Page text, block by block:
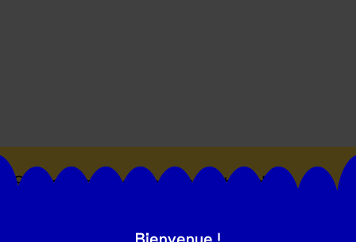
Suivez toutes les actualités du
Bienvenue !